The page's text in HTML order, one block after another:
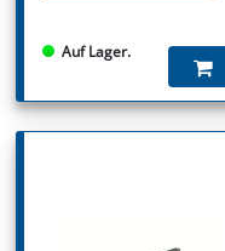
Auf Lager.